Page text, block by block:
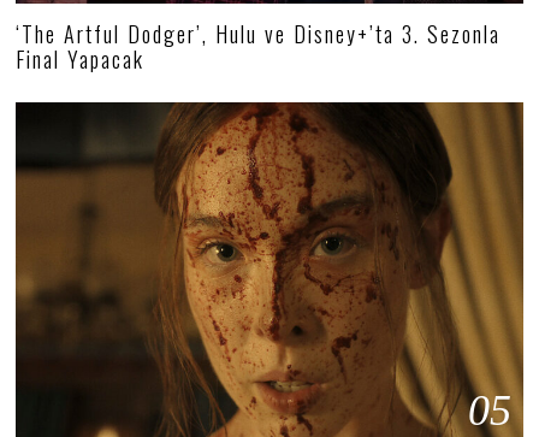
‘The Artful Dodger’, Hulu ve Disney+’ta 3. Sezonla
Final Yapacak
05